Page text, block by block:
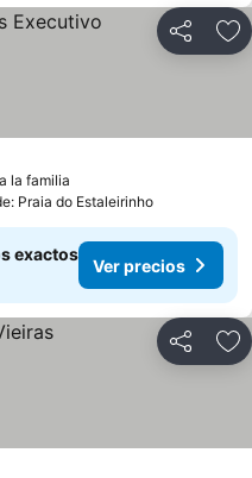
Compartir
la familia
Praia do Estaleirinho
exactos
Ver precios
Compartir